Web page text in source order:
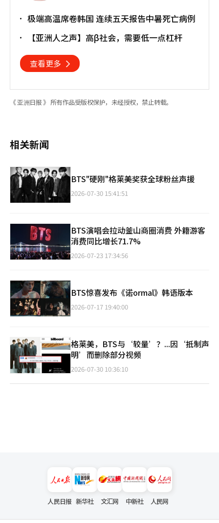
极端高温席卷韩国 连续五天报告中暑死亡病例
【亚洲人之声】高β社会，需要低一点杠杆
查看更多
《 亚洲日报 》 所有作品受版权保护，未经授权，禁止转载。
相关新闻
BTS"硬刚"格莱美奖获全球粉丝声援
2026-07-30 15:41:51
BTS演唱会拉动釜山商圈消费 外籍游客
消费同比增长71.7%
2026-07-23 17:34:56
BTS惊喜发布《诺ormal》韩语版本
2026-07-17 19:40:00
格莱美，BTS与‘较量’？...因‘抵制声
明’而删除部分视频
2026-07-30 10:36:10
人民日报 新华社 文汇网 中新社 人民网